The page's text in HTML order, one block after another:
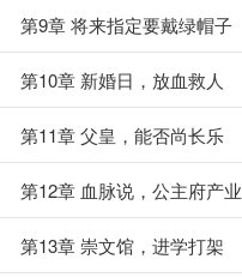
第9章 将来指定要戴绿帽子
第10章 新婚日，放血救人
第11章 父皇，能否尚长乐
第12章 血脉说，公主府产业
第13章 崇文馆，进学打架